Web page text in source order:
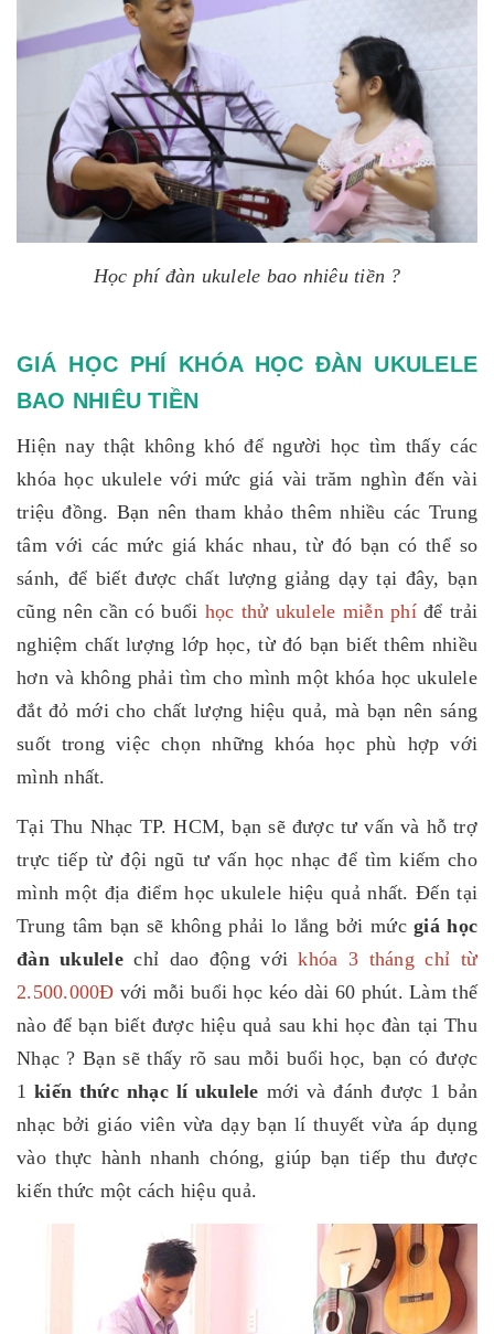
Học phí đàn ukulele bao nhiêu tiền ?
GIÁ HỌC PHÍ KHÓA HỌC ĐÀN UKULELE
BAO NHIÊU TIỀN
Hiện nay thật không khó để người học tìm thấy các
khóa học ukulele với mức giá vài trăm nghìn đến vài
triệu đồng. Bạn nên tham khảo thêm nhiều các Trung
tâm với các mức giá khác nhau, từ đó bạn có thể so
sánh, để biết được chất lượng giảng dạy tại đây, bạn
cũng nên cần có buổi học thử ukulele miễn phíđể trải
nghiệm chất lượng lớp học, từ đó bạn biết thêm nhiều
hơn và không phải tìm cho mình một khóa học ukulele
đắt đỏ mới cho chất lượng hiệu quả, mà bạn nên sáng
suốt trong việc chọn những khóa học phù hợp với
mình nhất.
Tại Thu Nhạc TP. HCM, bạn sẽ được tư vấn và hỗ trợ
trực tiếp từ đội ngũ tư vấn học nhạc để tìm kiếm cho
mình một địa điểm học ukulele hiệu quả nhất. Đến tại
Trung tâm bạn sẽ không phải lo lắng bởi mứcgiá học
đàn ukulelechỉ dao động vớikhóa 3 tháng chỉ từ
2.500.000Đ với mỗi buổi học kéo dài 60 phút. Làm thế
nào để bạn biết được hiệu quả sau khi học đàn tại Thu
Nhạc ? Bạn sẽ thấy rõ sau mỗi buổi học, bạn có được
1kiến thức nhạc lí ukulele mới và đánh được 1 bản
nhạc bởi giáo viên vừa dạy bạn lí thuyết vừa áp dụng
vào thực hành nhanh chóng, giúp bạn tiếp thu được
kiến thức một cách hiệu quả.